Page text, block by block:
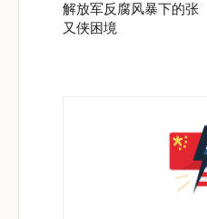
解放军反腐风暴下的张
又侠困境